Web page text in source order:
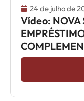
24 de julho de
Vídeo: NOVA